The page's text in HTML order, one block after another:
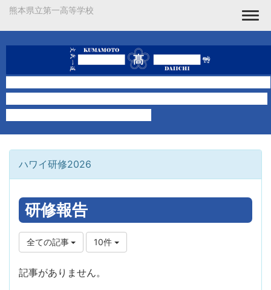
熊本県立第一高等学校
ハワイ研修2026
研修報告
全ての記事 10件
記事がありません。